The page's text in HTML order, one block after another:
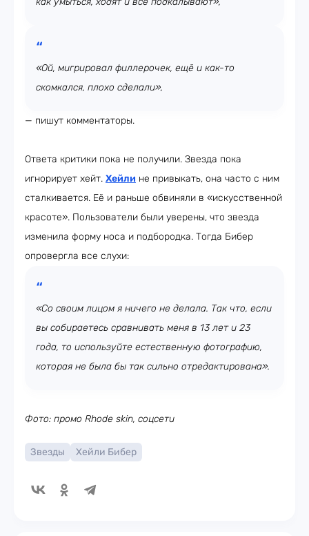
«Ой, мигрировал филлерочек, ещё и как-то
скомкался, плохо сделали»,
— пишут комментаторы.
Ответа критики пока не получили. Звезда пока
игнорирует хейт. Хейли не привыкать, она часто с ним
сталкивается. Её и раньше обвиняли в «искусственной
красоте». Пользователи были уверены, что звезда
изменила форму носа и подбородка. Тогда Бибер
опровергла все слухи:
«Со своим лицом я ничего не делала. Так что, если
вы собираетесь сравнивать меня в 13 лет и 23
года, то используйте естественную фотографию,
которая не была бы так сильно отредактирована».
Фото: промо Rhode skin, соцсети
Звезды Хейли Бибер